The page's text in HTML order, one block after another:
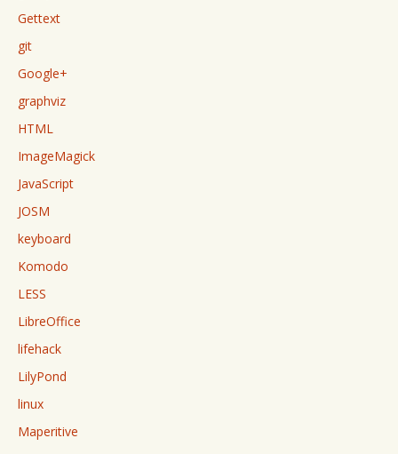
Gettext
git
Google+
graphviz
HTML
ImageMagick
JavaScript
JOSM
keyboard
Komodo
LESS
LibreOffice
lifehack
LilyPond
linux
Maperitive